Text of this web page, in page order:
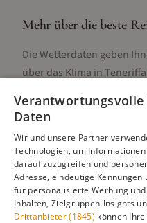
Mehr über die beste
Die Wetterdaten geben
über das Klima inTeneriffa
Unterschieden, Aktivitäten
Alle Infos zur
Daten
Wir und unsere Partner
Technologien, um
darauf zuzugreifen und
Adresse, eindeutige
für personalisierte Werbung
Inhalten, Zielgruppen-Insights
Drittanbieter (1845) können